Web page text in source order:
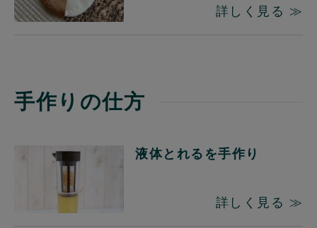
詳しく見る ≫
手作りの仕方
液体とれるを手作り
詳しく見る ≫